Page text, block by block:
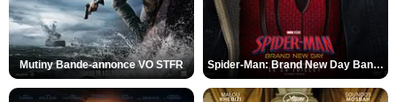
Mutiny Bande-annonce VO STFR Spider-Man: Brand New Day Bande-annonce VO STFR